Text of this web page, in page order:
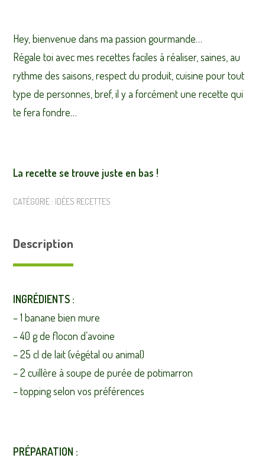
Hey, bienvenue dans ma passion gourmande…
Régale toi avec mes recettes faciles à réaliser, saines, au
rythme des saisons, respect du produit, cuisine pour tout
type de personnes, bref, il y a forcément une recette qui
te fera fondre…
La recette se trouve juste en bas !
CATÉGORIE : IDÉES RECETTES
Description
INGRÉDIENTS :
– 1 banane bien mure
– 40 g de flocon d’avoine
– 25 cl de lait (végétal ou animal)
– 2 cuillère à soupe de purée de potimarron
– topping selon vos préférences
PRÉPARATION :